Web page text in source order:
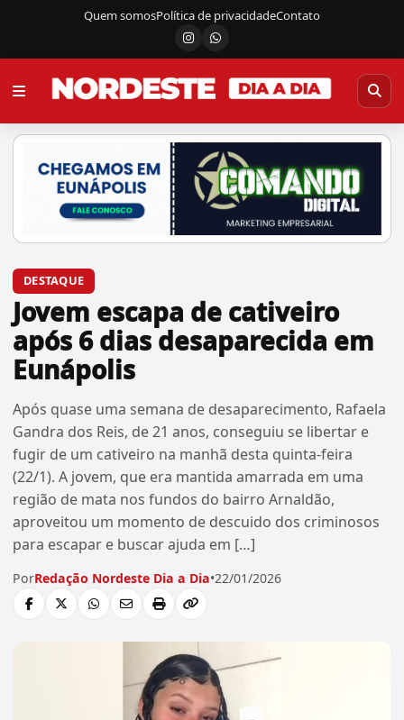
Quem somosPolítica de privacidadeContato
InstagramCanal do WhatsApp
DESTAQUE
Jovem escapa de cativeiro
após 6 dias desaparecida em
Eunápolis
Após quase uma semana de desaparecimento, Rafaela
Gandra dos Reis, de 21 anos, conseguiu se libertar e
fugir de um cativeiro na manhã desta quinta-feira
(22/1). A jovem, que era mantida amarrada em uma
região de mata nos fundos do bairro Arnaldão,
aproveitou um momento de descuido dos criminosos
para escapar e buscar ajuda em […]
PorRedação Nordeste Dia a Dia•22/01/2026